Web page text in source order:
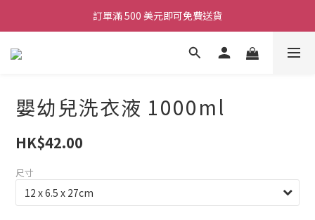
訂單滿 500 美元即可免費送貨
嬰幼兒洗衣液 1000ml
HK$42.00
尺寸